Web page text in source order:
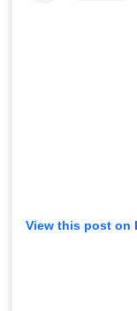
View this post on